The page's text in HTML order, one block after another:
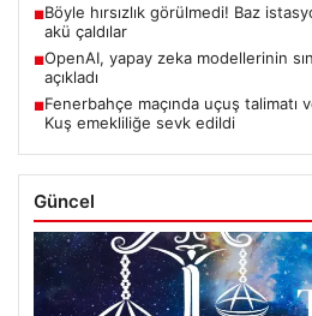
■Böyle hırsızlık görülmedi! Baz
akü çaldılar
■OpenAI, yapay zeka modellerinin
açıkladı
■Fenerbahçe maçında uçuş talimatı
Kuş emekliliğe sevk edildi
Güncel